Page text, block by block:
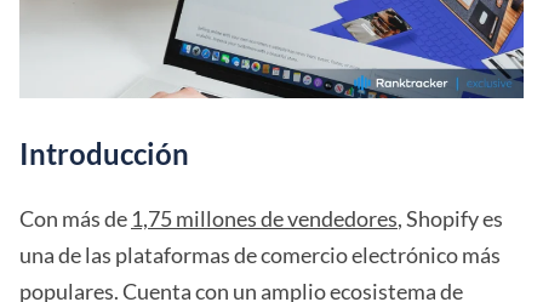
Introducción
Con más de 1,75 millones de vendedores, Shopify es
una de las plataformas de comercio electrónico más
populares. Cuenta con un amplio ecosistema de